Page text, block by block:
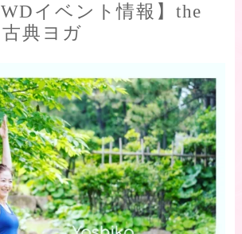
イベント情報】the
典ヨガ